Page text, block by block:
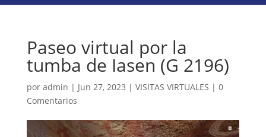
Paseo virtual por la
tumba de Iasen (G 2196)
por admin | Jun 27, 2023 | VISITAS VIRTUALES | 0
Comentarios